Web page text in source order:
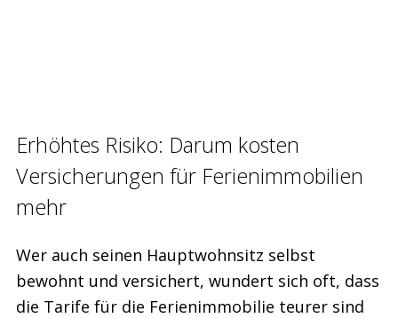
Erhöhtes Risiko: Darum kosten
Versicher­ungen für Ferienimmobilien
mehr
Wer auch seinen Hauptwohnsitz selbst
bewohnt und versichert, wundert sich oft, dass
die Tarife für die Ferienimmobilie teurer sind